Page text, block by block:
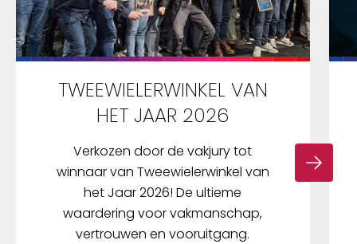
TWEEWIELERWINKEL VAN
HET JAAR 2026
Verkozen door de vakjury tot
winnaar van Tweewielerwinkel van
het Jaar 2026! De ultieme
waardering voor vakmanschap,
vertrouwen en vooruitgang.